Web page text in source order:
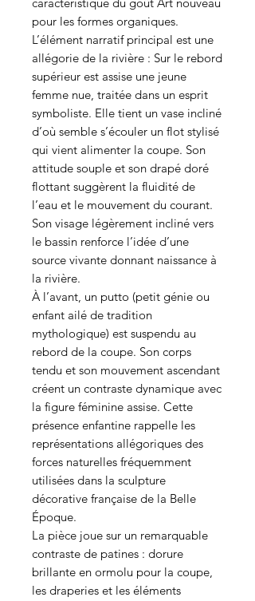
pour les formes organiques.
L’élément narratif principal est une
allégorie de la rivière : Sur le rebord
supérieur est assise une jeune
femme nue, traitée dans un esprit
symboliste. Elle tient un vase incliné
d’où semble s’écouler un flot stylisé
qui vient alimenter la coupe. Son
attitude souple et son drapé doré
flottant suggèrent la fluidité de
l’eau et le mouvement du courant.
Son visage légèrement incliné vers
le bassin renforce l’idée d’une
source vivante donnant naissance à
la rivière.
À l’avant, un putto (petit génie ou
enfant ailé de tradition
mythologique) est suspendu au
rebord de la coupe. Son corps
tendu et son mouvement ascendant
créent un contraste dynamique avec
la figure féminine assise. Cette
présence enfantine rappelle les
représentations allégoriques des
forces naturelles fréquemment
utilisées dans la sculpture
décorative française de la Belle
Époque.
La pièce joue sur un remarquable
contraste de patines : dorure
brillante en ormolu pour la coupe,
les draperies et les éléments